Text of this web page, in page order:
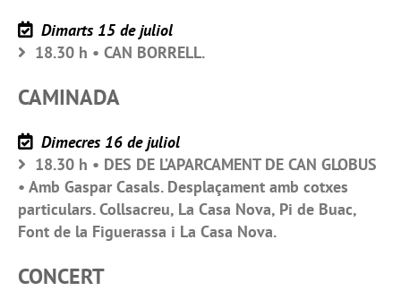
Dimarts 15 de juliol
18.30 h • CAN BORRELL.
CAMINADA
Dimecres 16 de juliol
18.30 h • DES DE L’APARCAMENT DE CAN GLOBUS
• Amb Gaspar Casals. Desplaçament amb cotxes
particulars. Collsacreu, La Casa Nova, Pi de Buac,
Font de la Figuerassa i La Casa Nova.
CONCERT